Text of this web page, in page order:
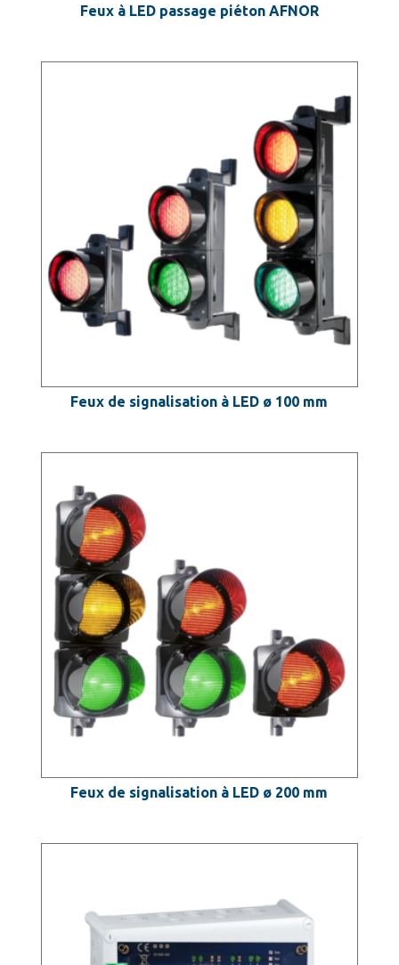
Feux à LED passage piéton AFNOR
Feux de signalisation à LED ø 100 mm
Feux de signalisation à LED ø 200 mm